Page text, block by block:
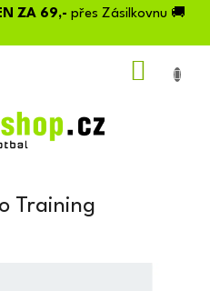
ZA 69,- přes Zásilkovnu 🚚
Training